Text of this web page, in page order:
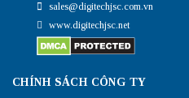
sales@digitechjsc.com.vn
www.digitechjsc.net
CHÍNH SÁCH CÔNG TY